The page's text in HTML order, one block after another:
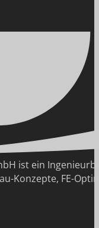
ist ein
Konzepte, FE-